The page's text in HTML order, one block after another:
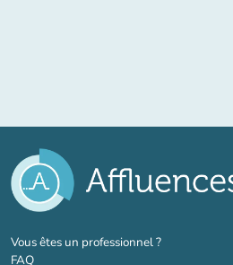
Vous êtes un professionnel ?(nouvel
FAQ